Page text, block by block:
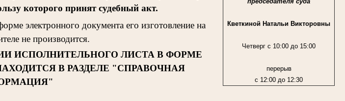
Кветкиной Натальи Викторовны
Четверг с 10:00 до 15:00
перерыв
с 12:00 до 12:30
которого принят судебный акт.
электронного документа его изготовление на
не производится.
ИСПОЛНИТЕЛЬНОГО ЛИСТА В ФОРМЕ
В РАЗДЕЛЕ "СПРАВОЧНАЯ